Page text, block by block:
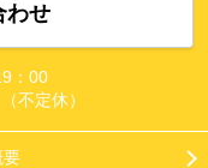
わせ
：00
不定休）
要